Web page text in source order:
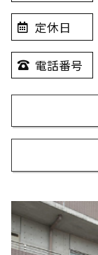
定休日
電話番号